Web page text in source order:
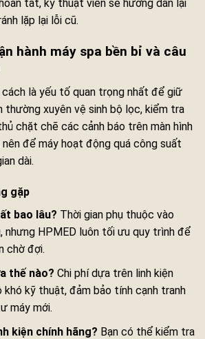
tất, kỹ thuật viên sẽ hướng dẫn lại
lặp lại lỗi cũ.
hành máy spa bền bỉ và câu
cách là yếu tố quan trọng nhất để giữ
thường xuyên vệ sinh bộ lọc, kiểm tra
chặt chẽ các cảnh báo trên màn hình
để máy hoạt động quá công suất
dài.
gặp
bao lâu? Thời gian phụ thuộc vào
nhưng HPMED luôn tối ưu quy trình để
chờ đợi.
thế nào? Chi phí dựa trên linh kiện
khó kỹ thuật, đảm bảo tính cạnh tranh
máy mới.
kiện chính hãng? Bạn có thể kiểm tra